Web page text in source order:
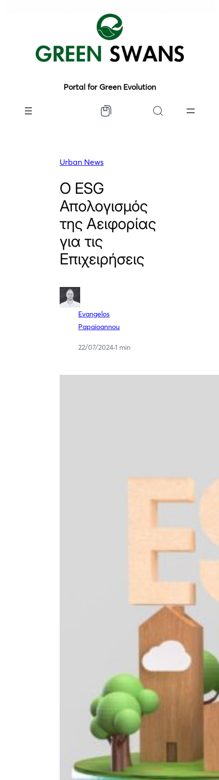
Portal for Green Evolution
Urban News
Ο ESG
Απολογισμός
της Αειφορίας
για τις
Επιχειρήσεις
Evangelos
Papaioannou
22/07/2024·1 min